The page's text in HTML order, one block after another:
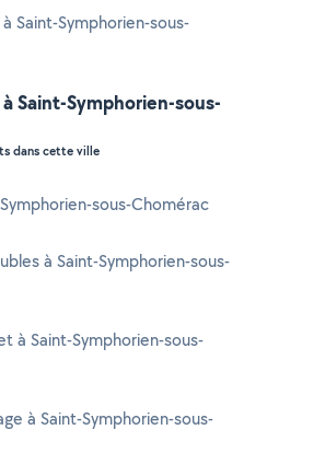
Saint-Symphorien-sous-
Saint-Symphorien-sous-
dans cette ville
sous-Chomérac
à Saint-Symphorien-sous-
à Saint-Symphorien-sous-
à Saint-Symphorien-sous-